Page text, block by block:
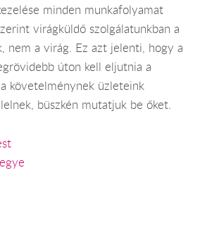
minden munkafolyamat
virágküldő szolgálatunkban a
nem a virág. Ez azt jelenti, hogy a
úton kell eljutnia a
követelménynek üzleteink
büszkén mutatjuk be őket.